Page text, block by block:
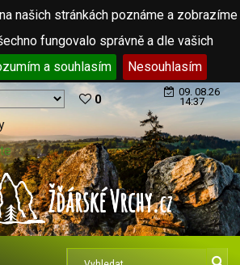
našich stránkách poznáme a zobrazíme
fungovalo správně a dle vašich
a souhlasím Nesouhlasím
0
09. 08.26
14:37